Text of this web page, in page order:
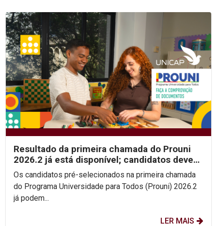
Resultado da primeira chamada do Prouni
2026.2 já está disponível; candidatos devem
enviar...
Os candidatos pré-selecionados na primeira chamada
do Programa Universidade para Todos (Prouni) 2026.2
já podem...
LER MAIS